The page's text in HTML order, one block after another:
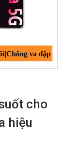
cho
hiệu